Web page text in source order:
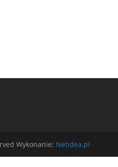
Wykonanie: Netidea.pl